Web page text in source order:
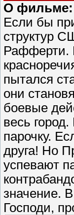
О фильме:
Если бы
структур
Рафферти.
пытался
они
боевые
весь
парочку.
друга! Hо
успевают
значение.
Господи,